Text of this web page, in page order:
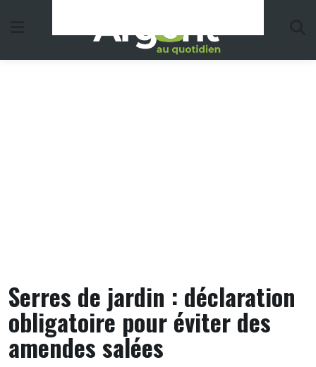
Serres de jardin : déclaration
obligatoire pour éviter des
amendes salées